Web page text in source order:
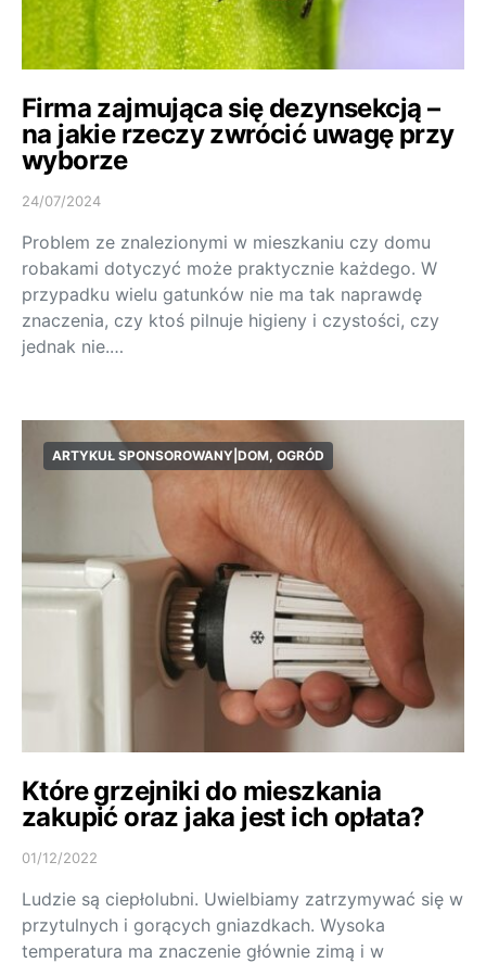
Firma zajmująca się dezynsekcją –
na jakie rzeczy zwrócić uwagę przy
wyborze
24/07/2024
Problem ze znalezionymi w mieszkaniu czy domu
robakami dotyczyć może praktycznie każdego. W
przypadku wielu gatunków nie ma tak naprawdę
znaczenia, czy ktoś pilnuje higieny i czystości, czy
jednak nie.…
ARTYKUŁ SPONSOROWANY|DOM, OGRÓD
Które grzejniki do mieszkania
zakupić oraz jaka jest ich opłata?
01/12/2022
Ludzie są ciepłolubni. Uwielbiamy zatrzymywać się w
przytulnych i gorących gniazdkach. Wysoka
temperatura ma znaczenie głównie zimą i w